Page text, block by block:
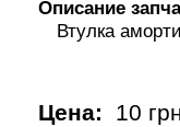
Описание
Втулка
Цена: 10